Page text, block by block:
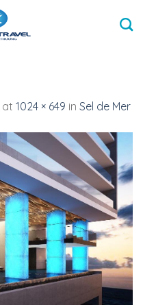
at 1024 × 649 in Sel de Mer